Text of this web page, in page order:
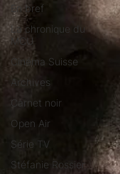
En bref
La chronique du
MCU
Cinéma Suisse
Archives
Carnet noir
Open Air
Série TV
Stéfanie Rossier